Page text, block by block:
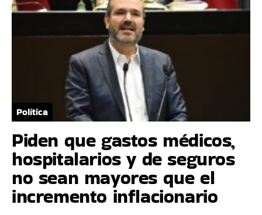
Política
Piden que gastos médicos,
hospitalarios y de seguros
no sean mayores que el
incremento inflacionario